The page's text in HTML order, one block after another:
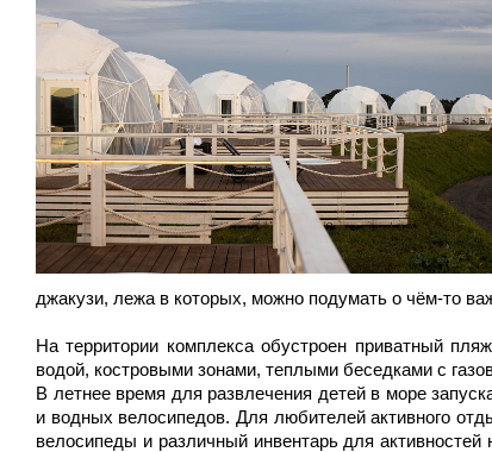
джакузи, лежа в которых, можно подумать о чём-то
На территории комплекса обустроен приватный
водой, костровыми зонами, теплыми беседками с
В летнее время для развлечения детей в море
и водных велосипедов. Для любителей активного
велосипеды и различный инвентарь для